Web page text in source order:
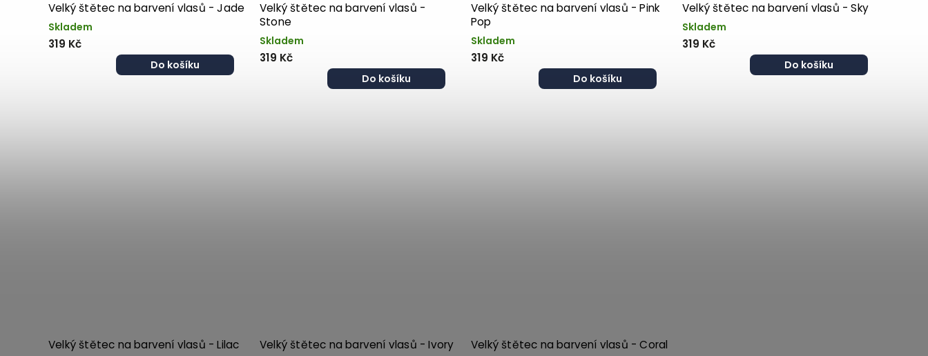
Velký štětec na barvení vlasů - Jade
Skladem
319 Kč
Do košíku
Velký štětec na barvení vlasů -
Stone
Skladem
319 Kč
Do košíku
Velký štětec na barvení vlasů - Pink
Pop
Skladem
319 Kč
Do košíku
Velký štětec na barvení vlasů - Sky
Skladem
319 Kč
Do košíku
Velký štětec na barvení vlasů - Lilac Velký štětec na barvení vlasů - Ivory Velký štětec na barvení vlasů - Coral